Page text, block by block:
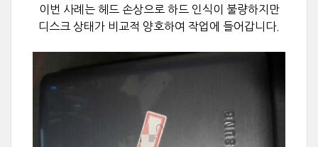
이번 사례는 헤드 손상으로 하드 인식이 불량하지만
디스크 상태가 비교적 양호하여 작업에 들어갑니다.